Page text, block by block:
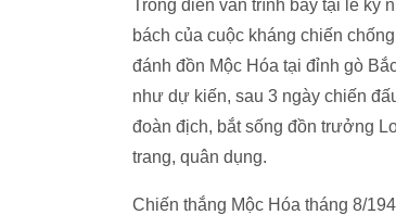
Trong diễn văn trình bày tại lễ kỷ
bách của cuộc kháng chiến
đánh đồn Mộc Hóa tại đỉnh gò
như dự kiến, sau 3 ngày chiến
đoàn địch, bắt sống đồn trưởng
trang, quân dụng.
Chiến thắng Mộc Hóa tháng 8/